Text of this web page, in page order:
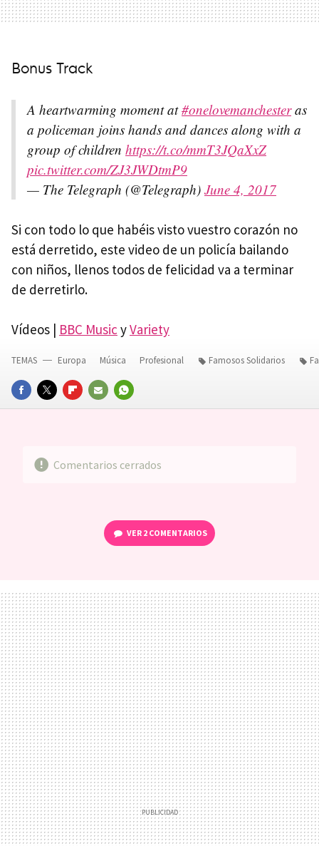
Bonus Track
A heartwarming moment at#onelovemanchesteras
a policeman joins hands and dances along with a
group of children https://t.co/mmT3JQaXxZ
pic.twitter.com/ZJ3JWDtmP9
— The Telegraph (@Telegraph) June 4, 2017
Si con todo lo que habéis visto vuestro corazón no
está derretido, este video de un policía bailando
con niños, llenos todos de felicidad va a terminar
de derretirlo.
Vídeos | BBC MusicyVariety
FACEBOOKTWITTERFLIPBOARD
E-
WHATSAPP
TEMAS Europa Música Profesional Famosos Solidarios
Comentarios cerrados
VER 2 COMENTARIOS